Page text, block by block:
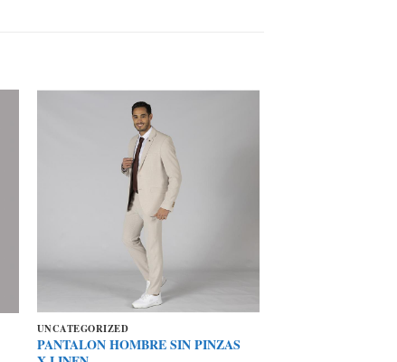
UNCATEGORIZED
PANTALON HOMBRE SIN PINZAS